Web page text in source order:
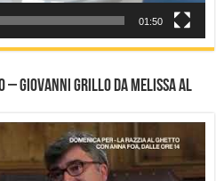
01:50
Giovanni Grillo da Melissa al